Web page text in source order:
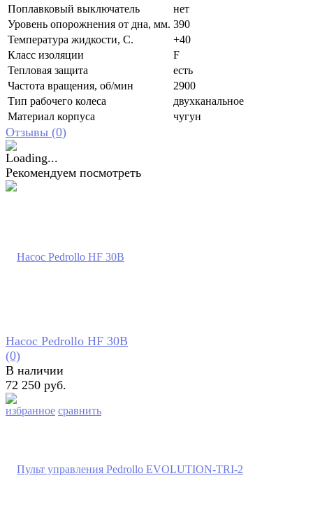
Поплавковый выключатель
нет
Уровень опорожнения от дна, мм. 390
Температура жидкости, С.
+40
Класс изоляции
F
Тепловая защита
есть
Частота вращения, об/мин
2900
Тип рабочего колеса
двухканальное
Материал корпуса
чугун
Отзывы (0)
Рекомендуем посмотреть
избранное сравнить
Насос Pedrollo HF 30B
(0)
В наличии
72 250 руб.